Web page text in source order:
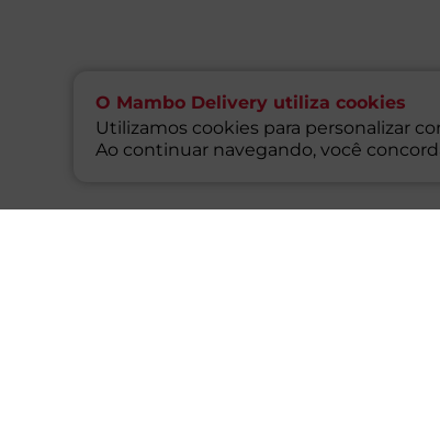
O Mambo Delivery utiliza cookies
Utilizamos cookies para personalizar
Ao continuar navegando, você